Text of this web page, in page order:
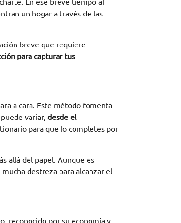
En ese breve tiempo al
un hogar a través de las
breve que requiere
para capturar tus
a cara. Este método fomenta
variar, desde el
para que lo completes por
allá del papel. Aunque es
destreza para alcanzar el
reconocido por su economía y